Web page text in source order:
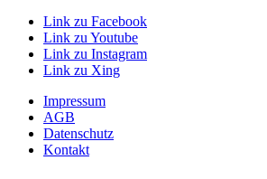
Link zu Facebook
Link zu Youtube
Link zu Instagram
Link zu Xing
Impressum
AGB
Datenschutz
Kontakt